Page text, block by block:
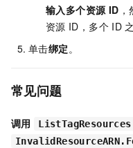
输入多个资源 ID
资源 ID，多个 ID
单击绑定。
常见问题
调用 ListTagResources